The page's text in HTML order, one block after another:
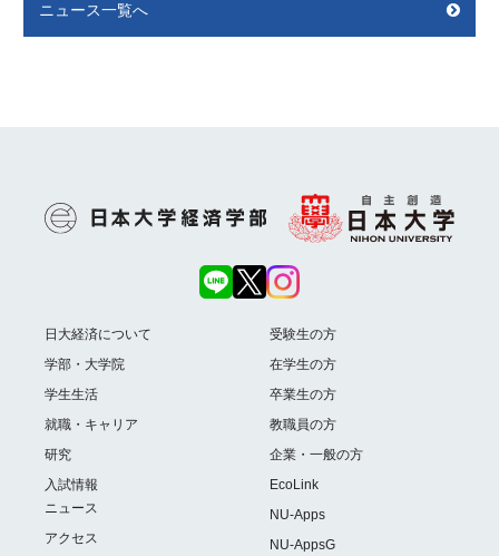
ニュース一覧へ
日大経済について
学部・大学院
学生生活
就職・キャリア
研究
入試情報
ニュース
アクセス
受験生の方
在学生の方
卒業生の方
教職員の方
企業・一般の方
EcoLink
NU-Apps
NU-AppsG